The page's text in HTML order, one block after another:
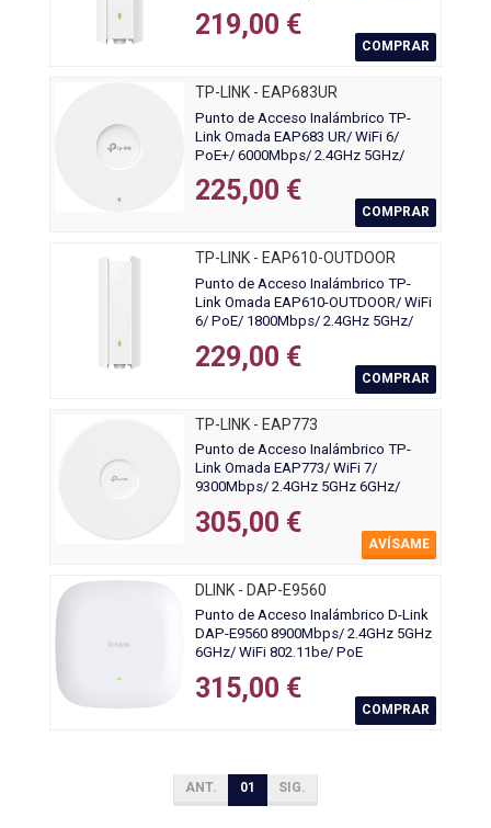
ax/ac/n/g/b/a
219,00 €
COMPRAR
TP-LINK - EAP683UR
Punto de Acceso Inalámbrico TP-
Link Omada EAP683 UR/ WiFi 6/
PoE+/ 6000Mbps/ 2.4GHz 5GHz/
ax/ac/n/g/b/a
225,00 €
COMPRAR
TP-LINK - EAP610-OUTDOOR
Punto de Acceso Inalámbrico TP-
Link Omada EAP610-OUTDOOR/ WiFi
6/ PoE/ 1800Mbps/ 2.4GHz 5GHz/
802.11ax/ac/a/n/b/g
229,00 €
COMPRAR
TP-LINK - EAP773
Punto de Acceso Inalámbrico TP-
Link Omada EAP773/ WiFi 7/
9300Mbps/ 2.4GHz 5GHz 6GHz/
a/b/g/n/ac/ax/be
305,00 €
AVÍSAME
DLINK - DAP-E9560
Punto de Acceso Inalámbrico D-Link
DAP-E9560 8900Mbps/ 2.4GHz 5GHz
6GHz/ WiFi 802.11be/ PoE
315,00 €
COMPRAR
ANT. 01 SIG.